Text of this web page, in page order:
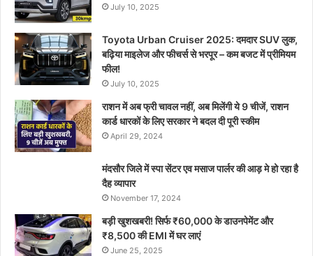
July 10, 2025
Toyota Urban Cruiser 2025: दमदार SUV लुक,
बढ़िया माइलेज और फीचर्स से भरपूर – कम बजट में प्रीमियम
फील!
July 10, 2025
राशन में अब फ्री चावल नहीं, अब मिलेंगी ये 9 चीजें, राशन
कार्ड धारकों के लिए सरकार ने बदल दी पूरी स्कीम
April 29, 2024
मंदसौर जिले में स्पा सेंटर एव मसाज पार्लर की आड़ मे हो रहा है
दैह व्यापार
November 17, 2024
बड़ी खुशखबरी! सिर्फ ₹60,000 के डाउनपेमेंट और
₹8,500 की EMI में घर लाएं
June 25, 2025